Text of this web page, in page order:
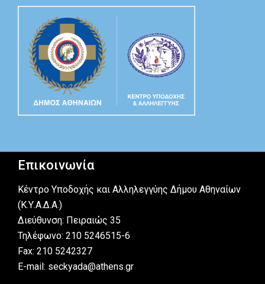
Επικοινωνία
Κέντρο Υποδοχής και Αλληλεγγύης Δήμου Αθηναίων
(Κ.Υ.Α.Δ.Α.)
Διεύθυνση: Πειραιώς 35
Τηλέφωνο: 210 5246515-6
Fax: 210 5242327
E-mail: seckyada@athens.gr